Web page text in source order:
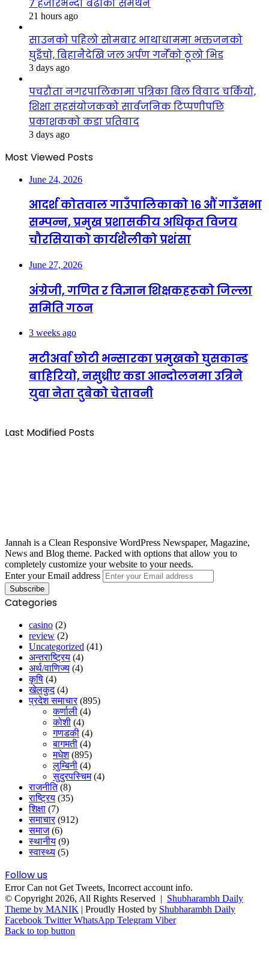
७ हजारभन्दा बढीको समर्थन
21 hours ago
साउनको पहिलो सोमबार भाथाधाममा भक्तजनको
घुइँचो, बिहानैदेखि जल अर्पण गर्नेको ठूलो भिड
3 days ago
पचरौता नगरपालिकामा पत्रिका बिल विवाद चर्कियो,
शिक्षा सहसंयोजकको सार्वजनिक टिप्पणीपछि
प्रकाशकको कडा प्रतिवाद
3 days ago
Most Viewed Posts
June 24, 2026
आदर्श कोतवाल गाउँपालिकाको १६ औं गाउँसभा
सम्पन्न, प्रमुख प्रशासकीय अधिकृत विजय
चौरसियाको कार्यशैलीको प्रशंसा
June 27, 2026
अंग्रेजी, गणित र विज्ञान शिक्षकहरूको जिल्ला
समिति गठन
3 weeks ago
मटीअर्वा छोटी भन्सारका प्रमुखको घुसकान्ड
बाहिरियो, नसुध्रीए कडा आन्दोलनमा उत्रिने
युवा नेता दुबेको चेतावनी
Last Modified Posts
Jannah is a Clean Responsive WordPress Newspaper, Magazine,
News and Blog theme. Packed with options that allow you to
completely customize your website to your needs.
Enter your Email address
Categories
casino (2)
review (2)
Uncategorized (41)
अन्तराष्ट्रिय (4)
अर्थ/वाणिज्य (4)
कृषि (4)
खेलकुद(4)
प्रदेश समाचार(895)
कर्णाली (4)
कोशी (4)
गणडकी (4)
बागमती (4)
मधेश(895)
लुम्बिनी (4)
सुदुरपस्चिम(4)
राजनीति(8)
राष्ट्रिय (35)
शिक्षा (7)
समाचार(912)
समाज(6)
स्थानीय (9)
स्वास्थ्य (5)
Follow us
Error Can not Get Tweets, Incorrect account info.
© Copyright 2026, All Rights Reserved | Shubharambh Daily
Theme by MANIK | Proudly Hosted by Shubharambh Daily
Facebook Twitter WhatsApp Telegram Viber
Back to top button